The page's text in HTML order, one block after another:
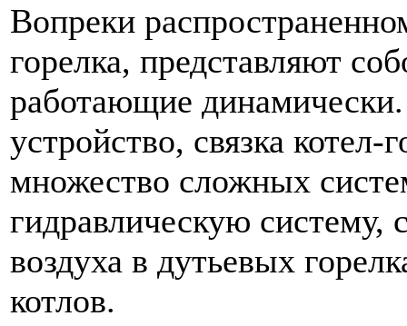
Вопреки
горелка, представляют
работающие
устройство, связка котел-
множество сложных
гидравлическую систему,
воздуха в дутьевых
котлов.